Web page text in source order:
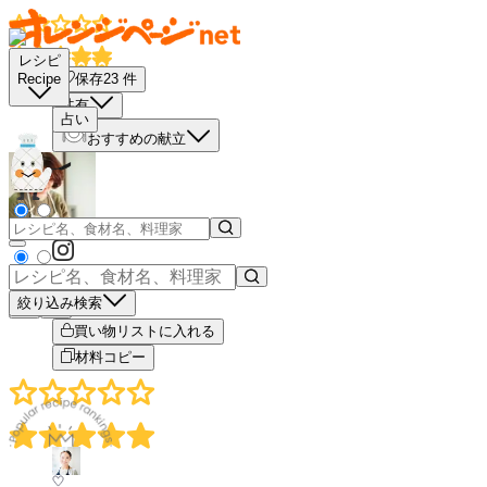
レシピ
Recipe
占い
絞り込み検索
保存23 件
共有
おすすめの献立
－
＋
買い物リストに入れる
材料コピー